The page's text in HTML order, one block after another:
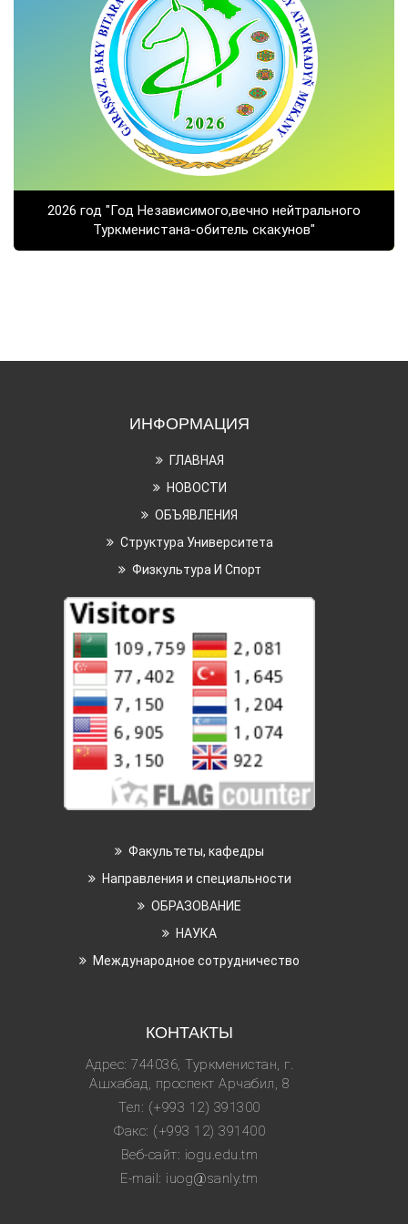
2026 год "Год Независимого,вечно нейтрального
Туркменистана-обитель скакунов"
ИНФОРМАЦИЯ
ГЛАВНАЯ
НОВОСТИ
ОБЪЯВЛЕНИЯ
Структура Университета
Физкультура И Спорт
Факультеты, кафедры
Направления и специальности
ОБРАЗОВАНИЕ
НАУКА
Международное сотрудничество
КОНТАКТЫ
Адрес: 744036, Туркменистан, г.
Ашхабад, проспект Арчабил, 8
Тел: (+993 12) 391300
Факс: (+993 12) 391400
Веб-сайт: iogu.edu.tm
E-mail: iuog@sanly.tm